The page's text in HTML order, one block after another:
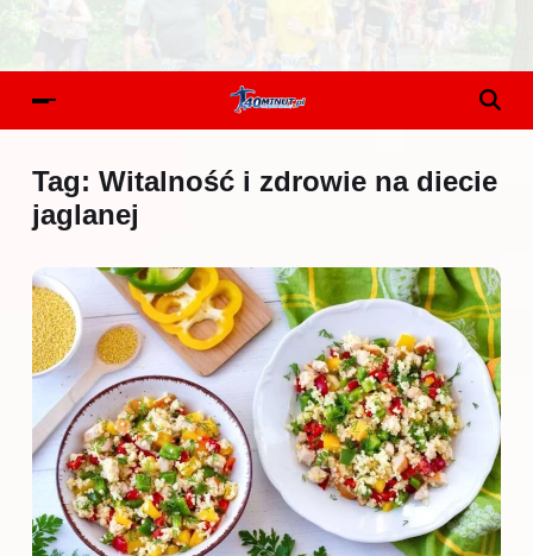
Tag: Witalność i zdrowie na diecie
jaglanej